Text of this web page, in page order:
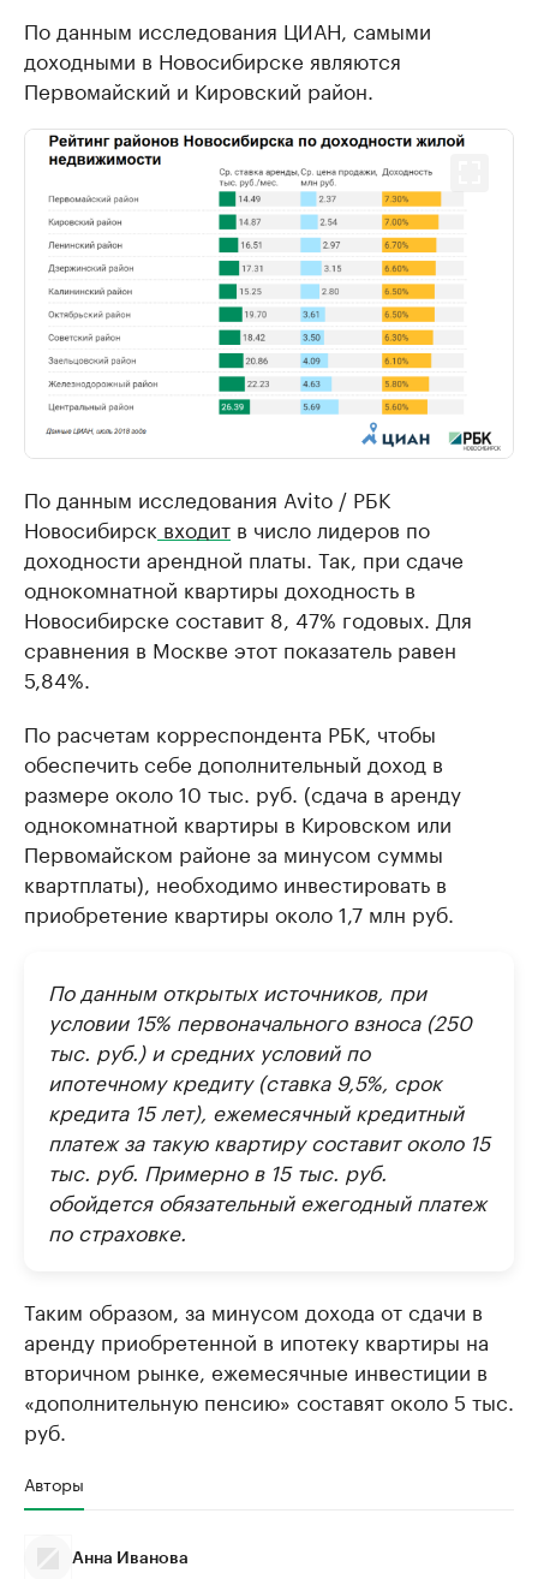
По данным исследования ЦИАН, самыми
доходными в Новосибирске являются
Первомайский и Кировский район.
По данным исследования Avito / РБК
Новосибирск входит в число лидеров по
доходности арендной платы. Так, при сдаче
однокомнатной квартиры доходность в
Новосибирске составит 8, 47% годовых. Для
сравнения в Москве этот показатель равен
5,84%.​
По расчетам корреспондента РБК, чтобы
обеспечить себе дополнительный доход в
размере около 10 тыс. руб. (сдача в аренду
однокомнатной квартиры в Кировском или
Первомайском районе за минусом суммы
квартплаты), необходимо инвестировать в
приобретение квартиры около 1,7 млн руб.
По данным открытых источников, при
условии 15% первоначального взноса (250
тыс. руб.) и средних условий по
ипотечному кредиту (ставка 9,5%, срок
кредита 15 лет), ежемесячный кредитный
платеж за такую квартиру составит около 15
тыс. руб. Примерно в 15 тыс. руб.
обойдется обязательный ежегодный платеж
по страховке.
Таким образом, за минусом дохода от сдачи в
аренду приобретенной в ипотеку квартиры на
вторичном рынке, ежемесячные инвестиции в
«дополнительную пенсию» составят около 5 тыс.
руб.
Авторы
Анна Иванова